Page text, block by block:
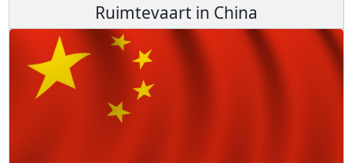
Ruimtevaart in China